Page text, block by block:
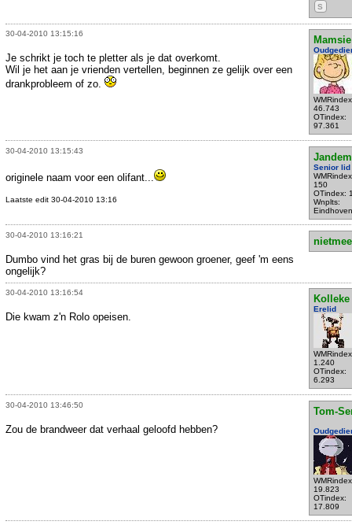
S
30-04-2010 13:15:16
Mamsie
46.743
OTindex:
97.361
Je schrikt je toch te pletter als je dat overkomt.
Wil je het aan je vrienden vertellen, beginnen ze gelijk over een
drankprobleem of zo.
30-04-2010 13:15:43
Senior lid
150
OTindex:
Wnplts:
Eindhoven
originele naam voor een olifant...
Laatste edit 30-04-2010 13:16
30-04-2010 13:16:21
Dumbo vind het gras bij de buren gewoon groener, geef 'm eens
ongelijk?
30-04-2010 13:16:54
Kolleke
Erelid
1.240
OTindex:
6.293
Die kwam z'n Rolo opeisen.
30-04-2010 13:46:50
Tom-
19.823
OTindex:
17.809
Zou de brandweer dat verhaal geloofd hebben?